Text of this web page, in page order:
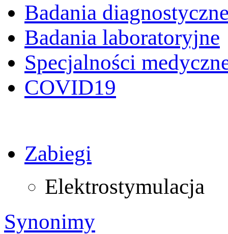
Badania
Badania laboratoryjne
Specjalności
COVID19
Zabiegi
Elektrostymulacja
Synonimy